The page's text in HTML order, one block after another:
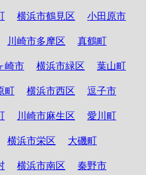
横浜市鶴見区 小田原市
川崎市多摩区 真鶴町
崎市 横浜市緑区 葉山町
町 横浜市西区 逗子市
川崎市麻生区 愛川町
横浜市栄区 大磯町
横浜市南区 秦野市